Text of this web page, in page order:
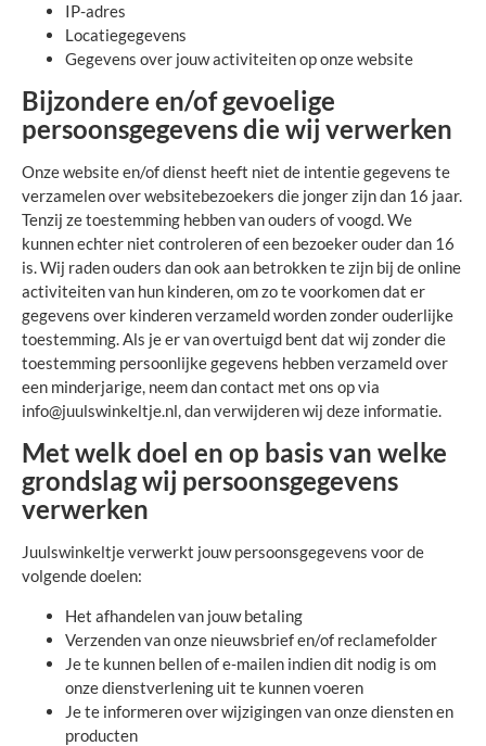
IP-adres
Locatiegegevens
Gegevens over jouw activiteiten op onze website
Bijzondere en/of gevoelige
persoonsgegevens die wij verwerken
Onze website en/of dienst heeft niet de intentie gegevens te
verzamelen over websitebezoekers die jonger zijn dan 16 jaar.
Tenzij ze toestemming hebben van ouders of voogd. We
kunnen echter niet controleren of een bezoeker ouder dan 16
is. Wij raden ouders dan ook aan betrokken te zijn bij de online
activiteiten van hun kinderen, om zo te voorkomen dat er
gegevens over kinderen verzameld worden zonder ouderlijke
toestemming. Als je er van overtuigd bent dat wij zonder die
toestemming persoonlijke gegevens hebben verzameld over
een minderjarige, neem dan contact met ons op via
info@juulswinkeltje.nl, dan verwijderen wij deze informatie.
Met welk doel en op basis van welke
grondslag wij persoonsgegevens
verwerken
Juulswinkeltje verwerkt jouw persoonsgegevens voor de
volgende doelen:
Het afhandelen van jouw betaling
Verzenden van onze nieuwsbrief en/of reclamefolder
Je te kunnen bellen of e-mailen indien dit nodig is om
onze dienstverlening uit te kunnen voeren
Je te informeren over wijzigingen van onze diensten en
producten